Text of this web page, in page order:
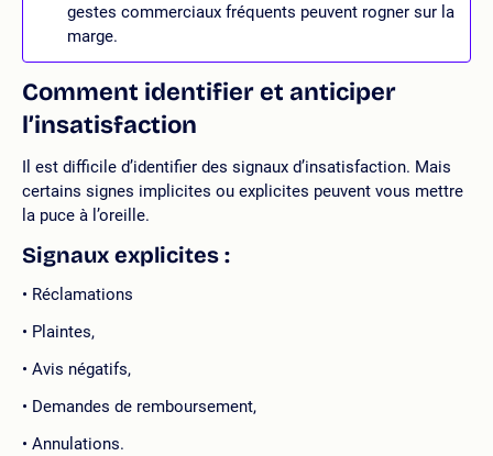
gestes commerciaux fréquents peuvent rogner sur la
marge.
Comment identifier et anticiper
l’insatisfaction
Il est difficile d’identifier des signaux d’insatisfaction. Mais
certains signes implicites ou explicites peuvent vous mettre
la puce à l’oreille.
Signaux explicites :
Réclamations
Plaintes,
Avis négatifs,
Demandes de remboursement,
Annulations.